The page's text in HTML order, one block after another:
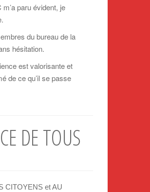
paru évident, je
du bureau de la
hésitation.
est valorisante et
de ce qu’il se passe
DE TOUS
CITOYENS et AU